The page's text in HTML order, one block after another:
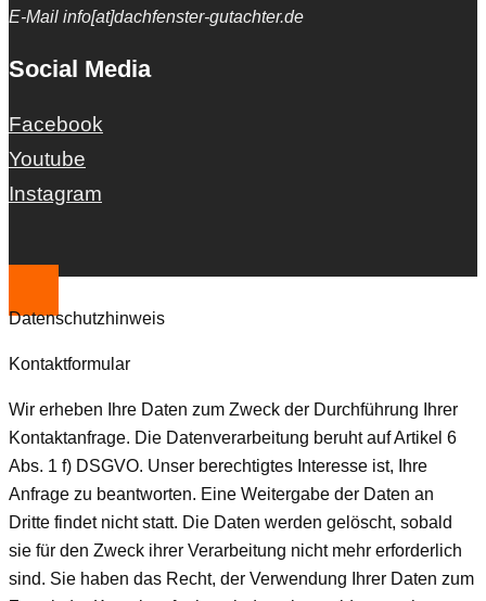
E-Mail info[at]dachfenster-gutachter.de
Social Media
Facebook
Youtube
Instagram
Datenschutzhinweis
Kontaktformular
Wir erheben Ihre Daten zum Zweck der Durchführung Ihrer
Kontaktanfrage. Die Datenverarbeitung beruht auf Artikel 6
Abs. 1 f) DSGVO. Unser berechtigtes Interesse ist, Ihre
Anfrage zu beantworten. Eine Weitergabe der Daten an
Dritte findet nicht statt. Die Daten werden gelöscht, sobald
sie für den Zweck ihrer Verarbeitung nicht mehr erforderlich
sind. Sie haben das Recht, der Verwendung Ihrer Daten zum